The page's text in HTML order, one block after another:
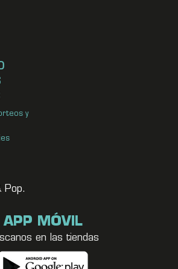
y
Pop.
APP MÓVIL
en las tiendas